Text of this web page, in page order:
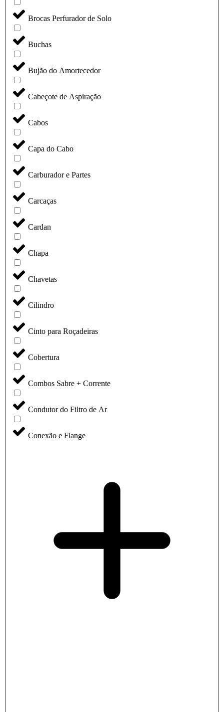
Brocas Perfurador de Solo
Buchas
Bujão do Amortecedor
Cabeçote de Aspiração
Cabos
Capa do Cabo
Carburador e Partes
Carcaças
Cardan
Chapa
Chavetas
Cilindro
Cinto para Roçadeiras
Cobertura
Combos Sabre + Corrente
Condutor do Filtro de Ar
Conexão e Flange